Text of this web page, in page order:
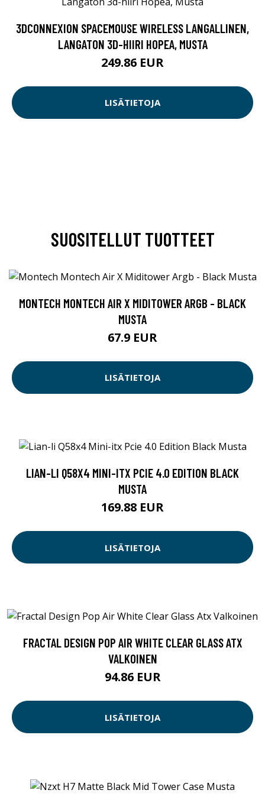
3DCONNEXION SPACEMOUSE WIRELESS LANGALLINEN,
LANGATON 3D-HIIRI HOPEA, MUSTA
249.86 EUR
LISÄTIETOJA
SUOSITELLUT TUOTTEET
MONTECH MONTECH AIR X MIDITOWER ARGB - BLACK
MUSTA
67.9 EUR
LISÄTIETOJA
LIAN-LI Q58X4 MINI-ITX PCIE 4.0 EDITION BLACK
MUSTA
169.88 EUR
LISÄTIETOJA
FRACTAL DESIGN POP AIR WHITE CLEAR GLASS ATX
VALKOINEN
94.86 EUR
LISÄTIETOJA